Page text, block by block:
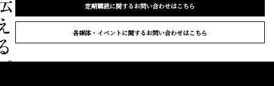
定期購読に関するお問い合わせはこちら
各媒体・イベントに関するお問い合わせはこちら